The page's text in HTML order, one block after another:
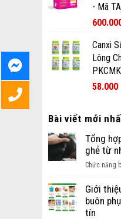
- Mã
Canxi
Lông
58.000
Bài viết mới
Tổng
ghẻ từ
Chức năng
Giới
buôn
tín